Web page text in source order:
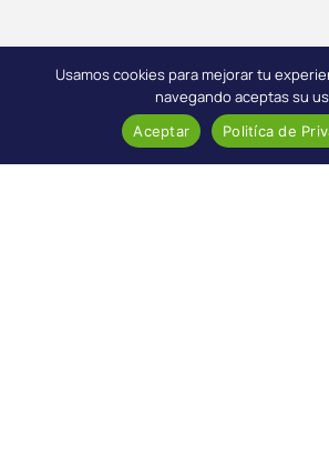
Usamos cookies para mejorar tu
navegando aceptas su
Aceptar Politíca de